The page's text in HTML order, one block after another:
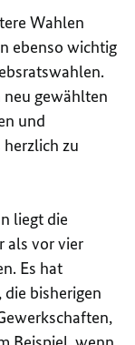
Wahlen
ebenso wichtig
gewählten
und
zu
liegt die
als vor vier
Es hat
bisherigen